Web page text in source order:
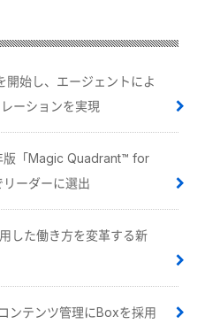
始し、エージェントによ
ーションを実現
「Magic Quadrant™ for
ーダーに選出
した働き方を変革する新
ンテンツ管理にBoxを採用